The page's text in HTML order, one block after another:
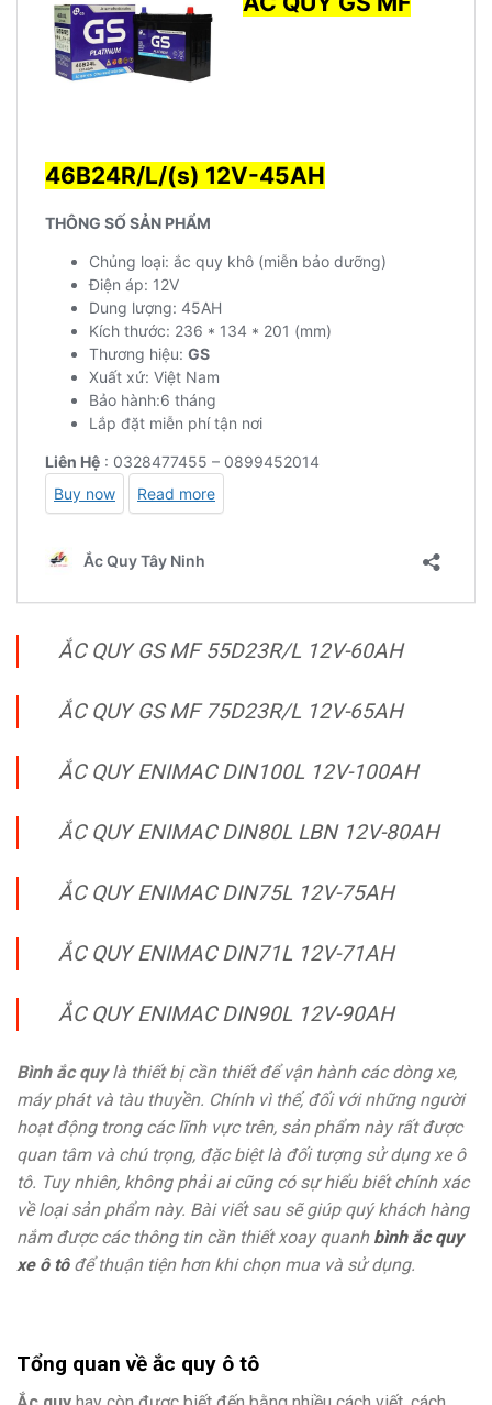
ẮC QUY GS MF 55D23R/L 12V-60AH
ẮC QUY GS MF 75D23R/L 12V-65AH
ẮC QUY ENIMAC DIN100L 12V-100AH
ẮC QUY ENIMAC DIN80L LBN 12V-80AH
ẮC QUY ENIMAC DIN75L 12V-75AH
ẮC QUY ENIMAC DIN71L 12V-71AH
ẮC QUY ENIMAC DIN90L 12V-90AH
Bình ắc quylà thiết bị cần thiết để vận hành các dòng xe,
máy phát và tàu thuyền. Chính vì thế, đối với những người
hoạt động trong các lĩnh vực trên, sản phẩm này rất được
quan tâm và chú trọng, đặc biệt là đối tượng sử dụng xe ô
tô. Tuy nhiên, không phải ai cũng có sự hiểu biết chính xác
về loại sản phẩm này. Bài viết sau sẽ giúp quý khách hàng
nắm được các thông tin cần thiết xoay quanh bình ắc quy
xe ô tô để thuận tiện hơn khi chọn mua và sử dụng.
Tổng quan về ắc quy ô tô